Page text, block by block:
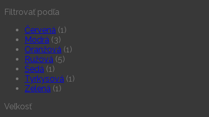
Filtrovať podľa
Červená (1)
Modrá (3)
Oranžová (1)
Ružová (5)
Šedá (1)
Tyrkysová (1)
Zelená (1)
Veľkosť